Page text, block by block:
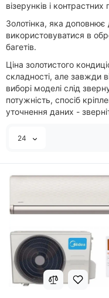
візерунків і контрастних
Золотінка, яка
використовуватися в
багетів.
Ціна золотистого
складності, але завжди
виборі моделі слід
потужність, спосіб
уточнення даних -
24